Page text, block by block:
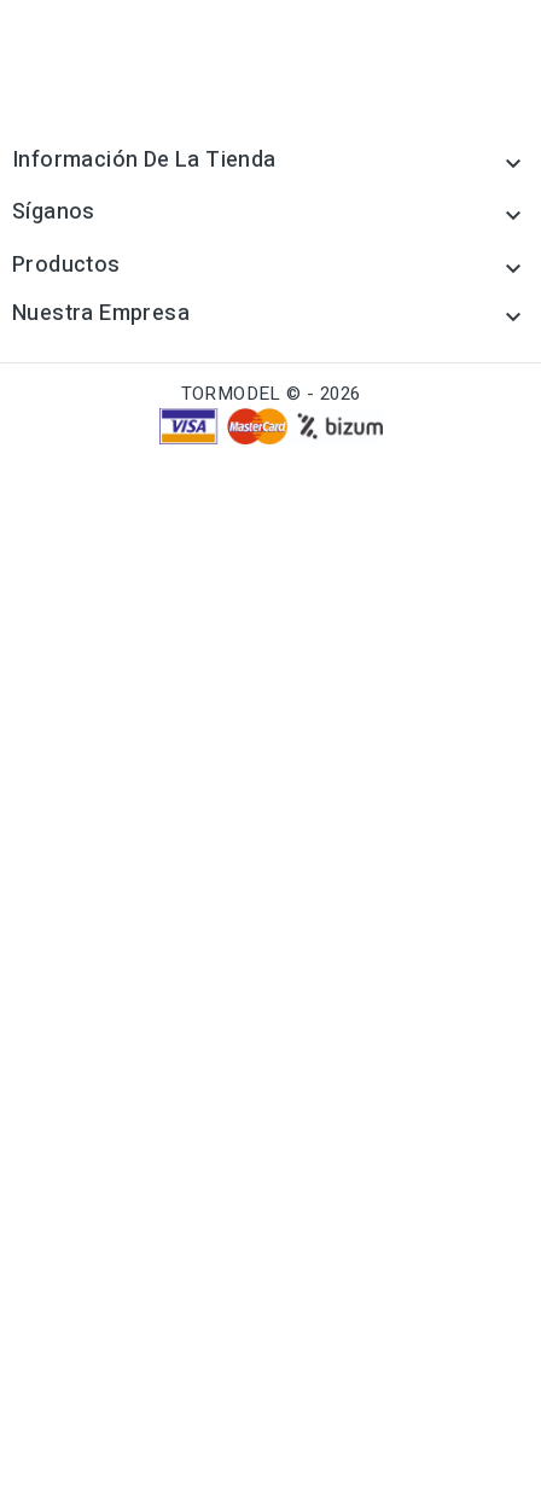
Información De La Tienda 
Síganos 
Productos 
Nuestra Empresa 
TORMODEL © - 2026